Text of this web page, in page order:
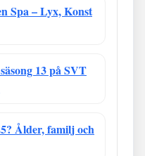
Spa – Lyx, Konst
13 på SVT
Ålder, familj och